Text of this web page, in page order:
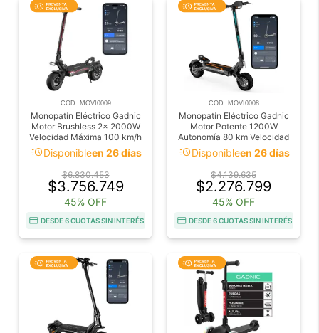
COD. MOVI0009
Monopatín Eléctrico Gadnic
Motor Brushless 2x 2000W
Velocidad Máxima 100 km/h
Batería Litio ION 60 V 30Ah
acuteDisponibleen 26 días
$6.830.453
$3.756.749
45% OFF
DESDE 6 CUOTAS SIN INTERÉS
COD. MOVI0008
Monopatín Eléctrico Gadnic
Motor Potente 1200W
Autonomía 80 km Velocidad
25 km/h Neumáticos
Todoterreno 11”
acuteDisponibleen 26 días
$4.139.635
$2.276.799
45% OFF
DESDE 6 CUOTAS SIN INTERÉS